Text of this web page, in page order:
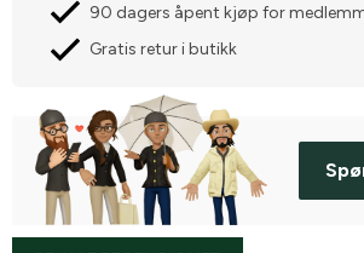
90 dagers åpent kjøp for
Gratis retur i butikk